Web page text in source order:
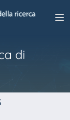
di